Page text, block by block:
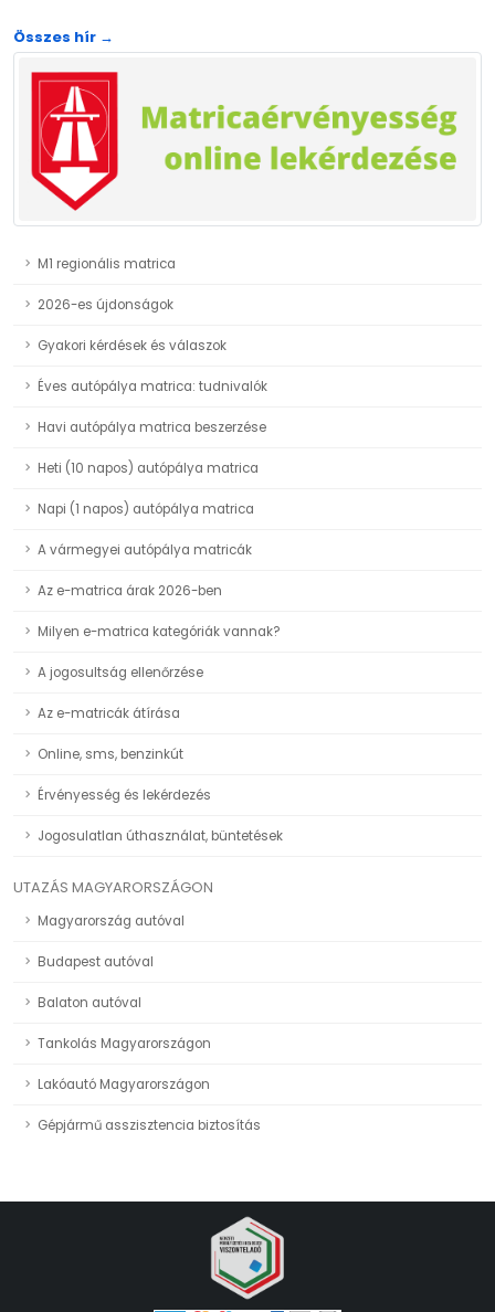
Összes hír →
M1 regionális matrica
2026-es újdonságok
Gyakori kérdések és válaszok
Éves autópálya matrica: tudnivalók
Havi autópálya matrica beszerzése
Heti (10 napos) autópálya matrica
Napi (1 napos) autópálya matrica
A vármegyei autópálya matricák
Az e-matrica árak 2026-ben
Milyen e-matrica kategóriák vannak?
A jogosultság ellenőrzése
Az e-matricák átírása
Online, sms, benzinkút
Érvényesség és lekérdezés
Jogosulatlan úthasználat, büntetések
UTAZÁS MAGYARORSZÁGON
Magyarország autóval
Budapest autóval
Balaton autóval
Tankolás Magyarországon
Lakóautó Magyarországon
Gépjármű asszisztencia biztosítás